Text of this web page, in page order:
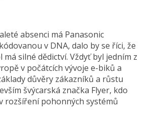
absenci má Panasonic
v DNA, dalo by se říci, že
silné dědictví. Vždyť byl jedním z
v počátcích vývoje e-biků a
důvěry zákazníků a růstu
švýcarská značka Flyer, kdo
rozšíření pohonných systémů